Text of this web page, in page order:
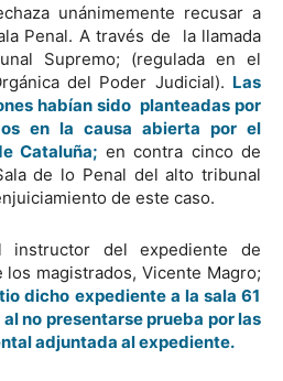
unánimemente recusar a
Penal. A través de la llamada
Supremo; (regulada en el
del Poder Judicial). Las
habían sido planteadas por
en la causa abierta por el
Cataluña; en contra cinco de
de lo Penal del alto tribunal
de este caso.
instructor del expediente de
magistrados, Vicente Magro;
dicho expediente a la sala 61
no presentarse prueba por las
adjuntada al expediente.